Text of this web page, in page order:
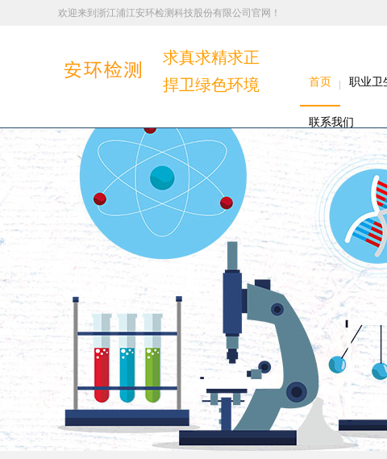
欢迎来到浙江浦江安环检测科技股份有限公司官网！
求真求精求正
捍卫绿色环境
首页 职业卫
联系我们